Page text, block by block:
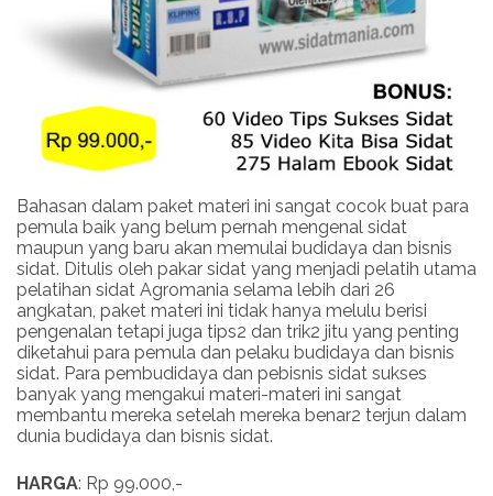
Bahasan dalam paket materi ini sangat cocok buat para
pemula baik yang belum pernah mengenal sidat
maupun yang baru akan memulai budidaya dan bisnis
sidat. Ditulis oleh pakar sidat yang menjadi pelatih utama
pelatihan sidat Agromania selama lebih dari 26
angkatan, paket materi ini tidak hanya melulu berisi
pengenalan tetapi juga tips2 dan trik2 jitu yang penting
diketahui para pemula dan pelaku budidaya dan bisnis
sidat. Para pembudidaya dan pebisnis sidat sukses
banyak yang mengakui materi-materi ini sangat
membantu mereka setelah mereka benar2 terjun dalam
dunia budidaya dan bisnis sidat.
HARGA: Rp 99.000,-